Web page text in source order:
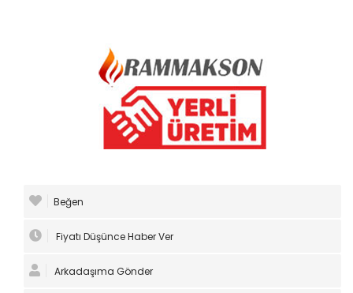
Beğen
Fiyatı Düşünce Haber Ver
Arkadaşıma Gönder